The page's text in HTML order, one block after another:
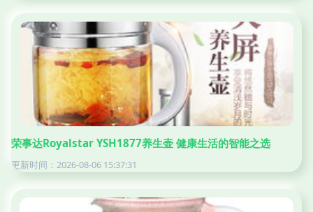
荣事达Royalstar YSH1877养生壶 健康生活的智能之选
更新时间：2026-08-06 15:37:31